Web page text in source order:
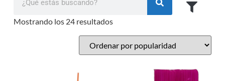
Mostrando los 24 resultados